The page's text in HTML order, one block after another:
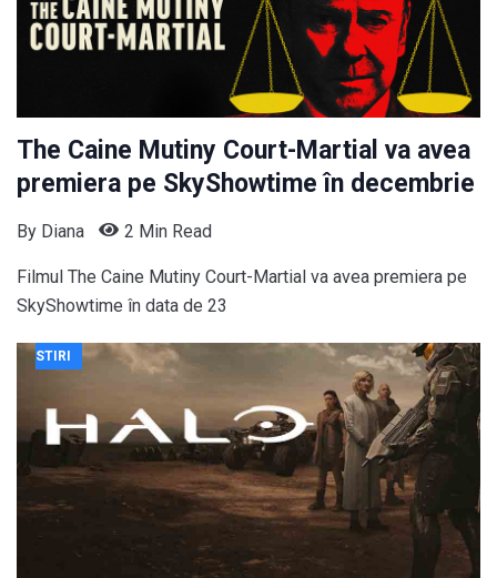
The Caine Mutiny Court-Martial va avea
premiera pe SkyShowtime în decembrie
By Diana 2 Min Read
Filmul The Caine Mutiny Court-Martial va avea premiera pe
SkyShowtime în data de 23
STIRI